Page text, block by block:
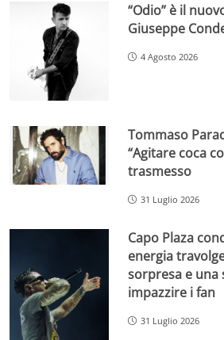
“Odio” è il
Giuseppe
4 Agosto 2026
Tommaso
“Agitare coca
trasmesso
31 Luglio 2026
Capo Plaza
energia
sorpresa e una
impazzire i fan
31 Luglio 2026